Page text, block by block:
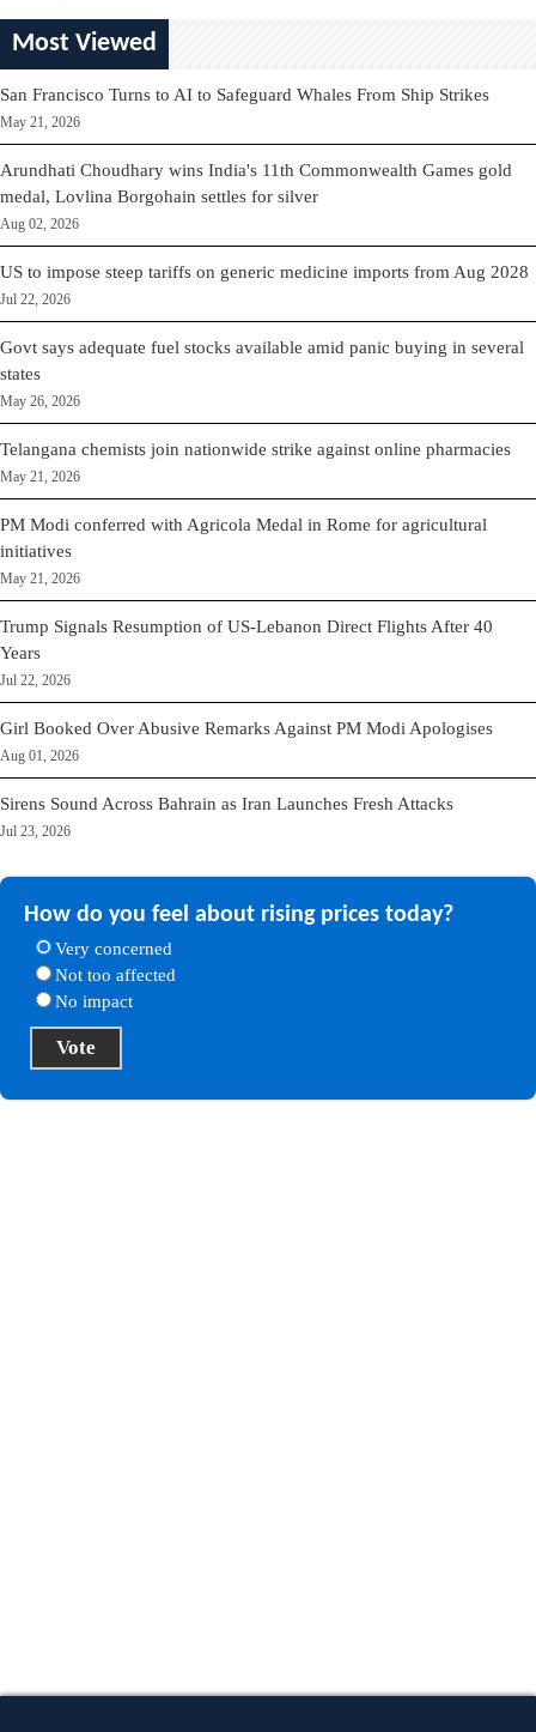
Most Viewed
San Francisco Turns to AI to Safeguard Whales From Ship Strikes
May 21, 2026
Arundhati Choudhary wins India's 11th Commonwealth Games gold
medal, Lovlina Borgohain settles for silver
Aug 02, 2026
US to impose steep tariffs on generic medicine imports from Aug 2028
Jul 22, 2026
Govt says adequate fuel stocks available amid panic buying in several
states
May 26, 2026
Telangana chemists join nationwide strike against online pharmacies
May 21, 2026
PM Modi conferred with Agricola Medal in Rome for agricultural
initiatives
May 21, 2026
Trump Signals Resumption of US-Lebanon Direct Flights After 40
Years
Jul 22, 2026
Girl Booked Over Abusive Remarks Against PM Modi Apologises
Aug 01, 2026
Sirens Sound Across Bahrain as Iran Launches Fresh Attacks
Jul 23, 2026
How do you feel about rising prices today?
Very concerned
Not too affected
No impact